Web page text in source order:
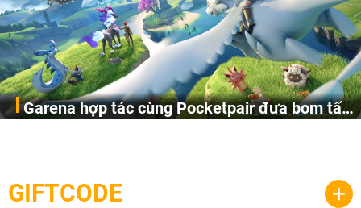
Garena hợp tác cùng Pocketpair đưa bom tấn
cầu, theo giấy phép chính thức từ công ty game Nhật Bản
Pocketpair, Inc.
GIFTCODE +